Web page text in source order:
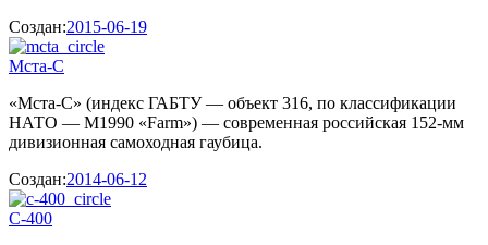
Создан:2015-06-19
Мста-С
«Мста-С» (индекс ГАБТУ — объект 316, по классификации
НАТО — M1990 «Farm») — современная российская 152-мм
дивизионная самоходная гаубица.
Создан:2014-06-12
С-400